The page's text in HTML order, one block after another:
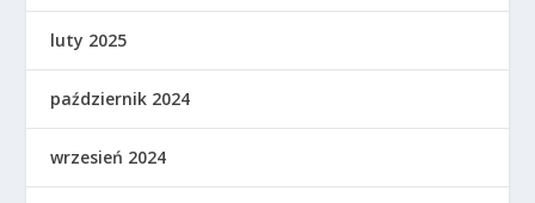
luty 2025
październik 2024
wrzesień 2024